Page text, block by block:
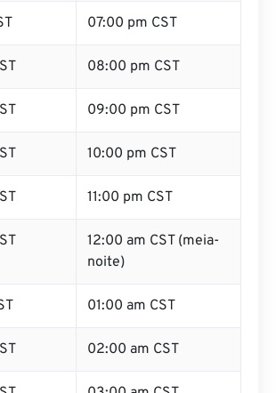
07:00 pm CST
08:00 pm CST
09:00 pm CST
10:00 pm CST
11:00 pm CST
12:00 am CST (meia-
noite)
01:00 am CST
02:00 am CST